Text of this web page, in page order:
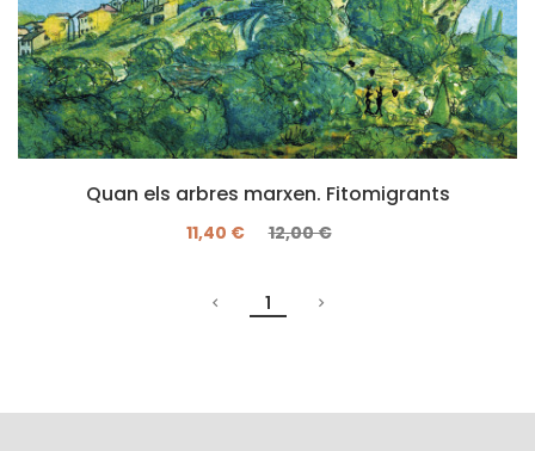
Quan els arbres marxen. Fitomigrants
11,40 € 12,00 €
1